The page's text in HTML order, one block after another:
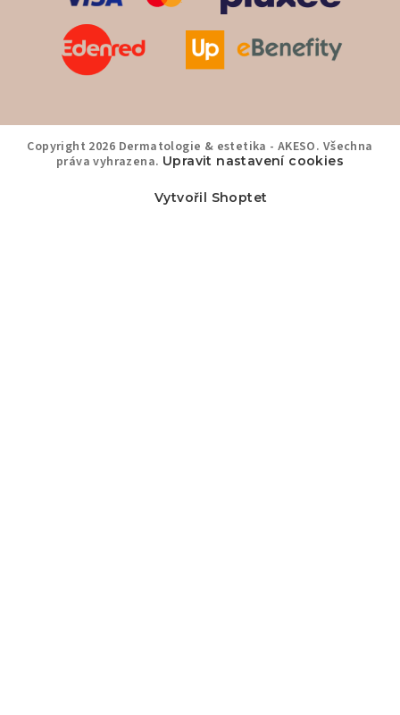
Copyright 2026 Dermatologie & estetika - AKESO. Všechna
práva vyhrazena. Upravit nastavení cookies
Vytvořil Shoptet